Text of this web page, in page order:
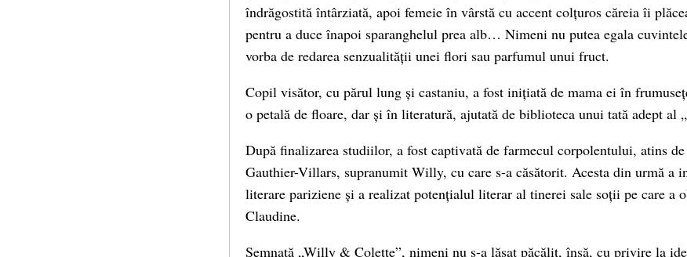
îndrăgostită întârziată, apoi femeie în vârstă cu accent colțuros căreia îi
pentru a duce înapoi sparanghelul prea alb… Nimeni nu putea egala
vorba de redarea senzualității unei flori sau parfumul unui fruct.
Copil visător, cu părul lung și castaniu, a fost inițiată de mama ei în
o petală de floare, dar și în literatură, ajutată de biblioteca unui tată adept al
După finalizarea studiilor, a fost captivată de farmecul corpolentului, atins
Gauthier-Villars, supranumit Willy, cu care s-a căsătorit. Acesta din urmă a
literare pariziene și a realizat potențialul literar al tinerei sale soții pe care a
Claudine.
Semnată „Willy & Colette”, nimeni nu s-a lăsat păcălit, însă, cu privire la